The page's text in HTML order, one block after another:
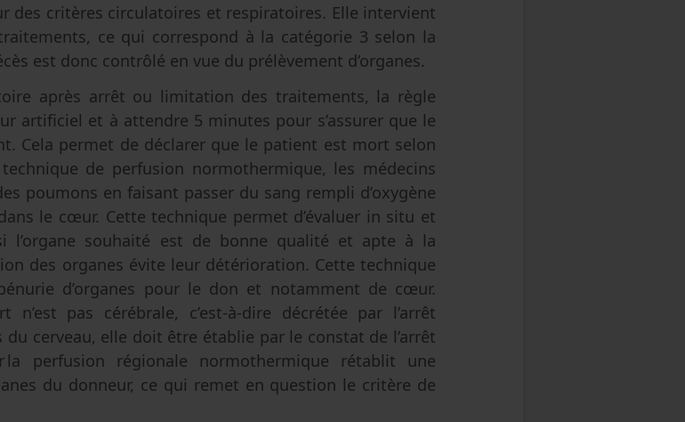
des critères circulatoires et respiratoires. Elle intervient
ce qui correspond à la catégorie 3 selon la
est donc contrôlé en vue du prélèvement d’organes.
après arrêt ou limitation des traitements, la règle
artificiel et à attendre 5 minutes pour s’assurer que le
Cela permet de déclarer que le patient est mort selon
de perfusion normothermique, les médecins
poumons en faisant passer du sang rempli d’oxygène
le cœur. Cette technique permet d’évaluer in situ et
l’organe souhaité est de bonne qualité et apte à la
des organes évite leur détérioration. Cette technique
d’organes pour le don et notamment de cœur.
pas cérébrale, c’est-à-dire décrétée par l’arrêt
cerveau, elle doit être établie par le constat de l’arrêt
perfusion régionale normothermique rétablit une
du donneur, ce qui remet en question le critère de